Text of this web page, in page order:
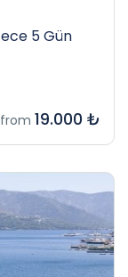
5 Gün
from 19.000 ₺